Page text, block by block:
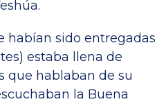
habían sido entregadas
estaba llena de
que hablaban de su
la Buena